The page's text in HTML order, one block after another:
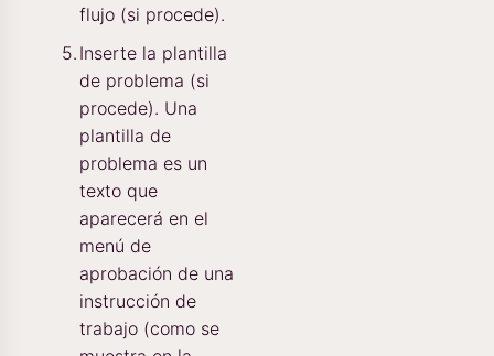
flujo (si procede).
Inserte la plantilla
de problema (si
procede). Una
plantilla de
problema es un
texto que
aparecerá en el
menú de
aprobación de una
instrucción de
trabajo (como se